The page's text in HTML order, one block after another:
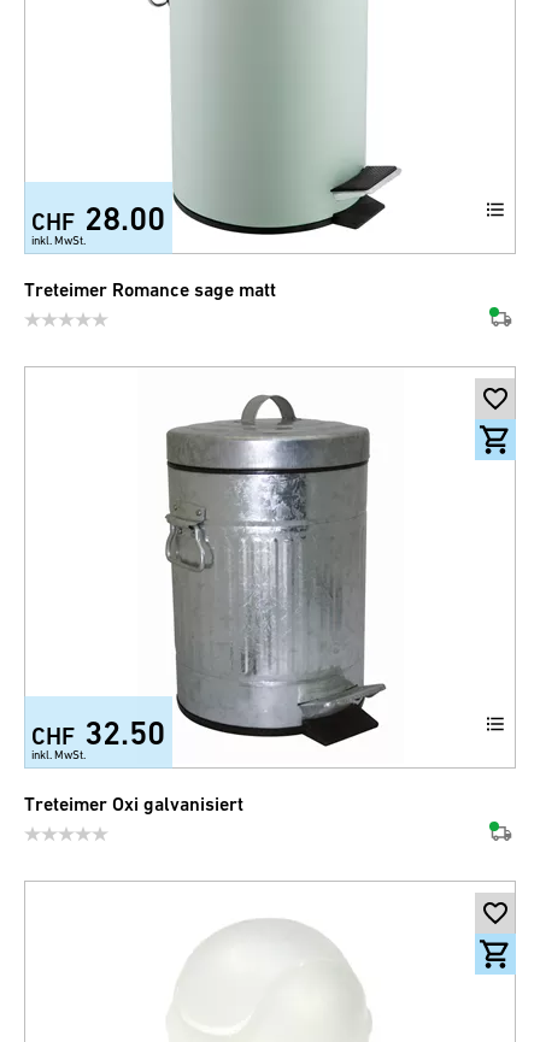
CHF 28.00
inkl. MwSt.
Treteimer Romance sage matt
CHF 32.50
inkl. MwSt.
Treteimer Oxi galvanisiert